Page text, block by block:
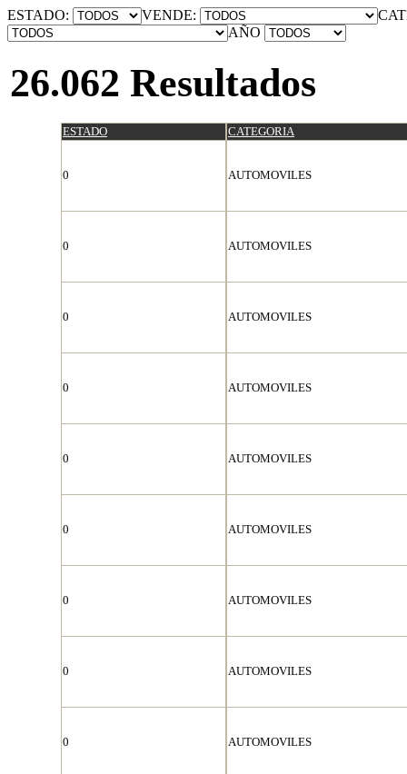
ESTADO: VENDE:
AÑO
26.062 Resultados
ESTADO CATEGORIA
0 AUTOMOVILES
0 AUTOMOVILES
0 AUTOMOVILES
0 AUTOMOVILES
0 AUTOMOVILES
0 AUTOMOVILES
0 AUTOMOVILES
0 AUTOMOVILES
0 AUTOMOVILES